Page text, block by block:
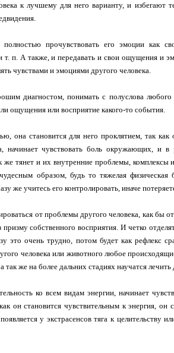
к лучшему для него варианту, и избегают
прочувствовать его эмоции как
т. п. А также, и передавать и свои ощущения и
чувствами и эмоциями другого человека.
диагностом, понимать с полуслова любого
ощущения или восприятие какого-то события.
она становится для него проклятием, так как
чувствовать боль окружающих, и в
же тянет и их внутренние проблемы, комплексы
образом, будь то тяжелая физическая
же учитесь его контролировать, иначе
от проблемы другого человека, как бы
собственного восприятия. И четко
это очень трудно, потом будет как рефлекс
человека или животного любое
же на более дальних стадиях научатся
ко всем видам энергии, начинает
он становится чувствительным к энергия, он
у экстрасенсов тяга к целительству